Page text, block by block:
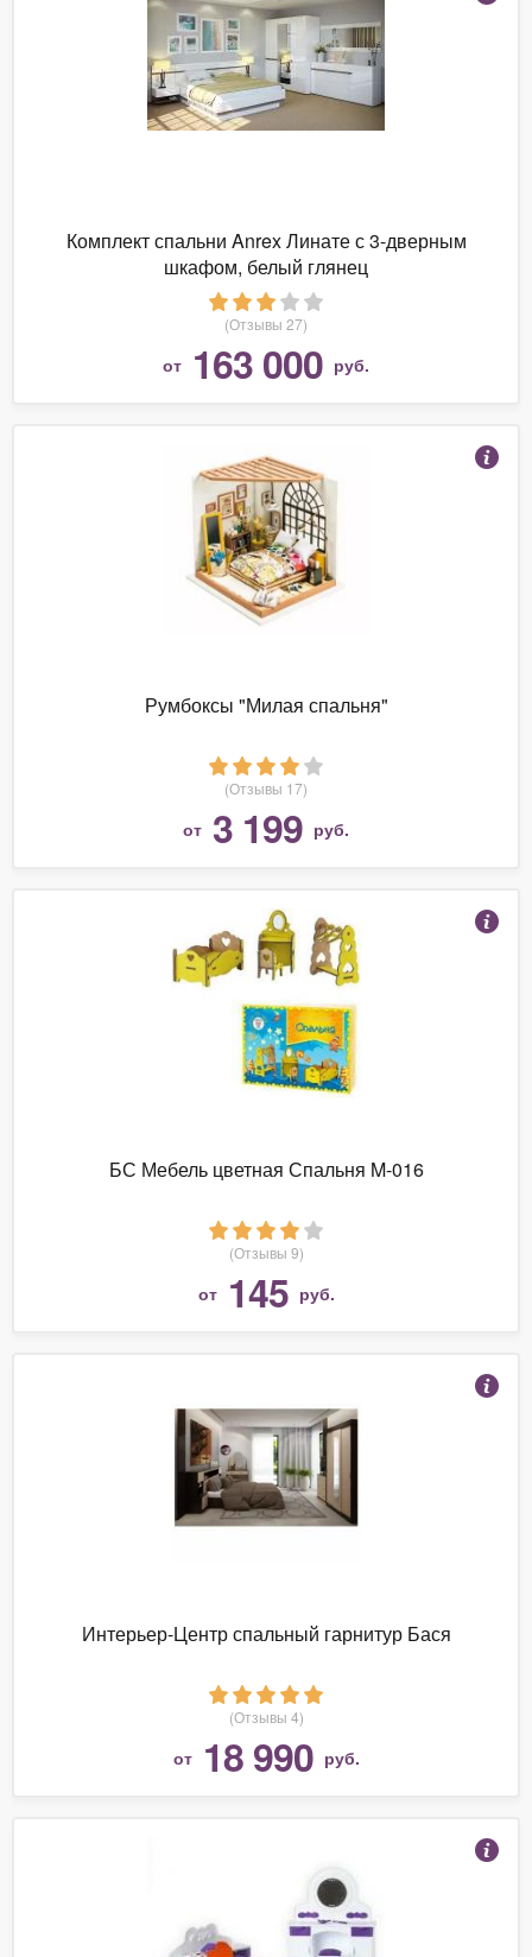
Комплект спальни Anrex Линате с 3-дверным
шкафом, белый глянец
(Отзывы 27)
от 163 000 руб.
Румбоксы "Милая спальня"
(Отзывы 17)
от 3 199 руб.
БС Мебель цветная Спальня M-016
(Отзывы 9)
от 145 руб.
Интерьер-Центр спальный гарнитур Бася
(Отзывы 4)
от 18 990 руб.